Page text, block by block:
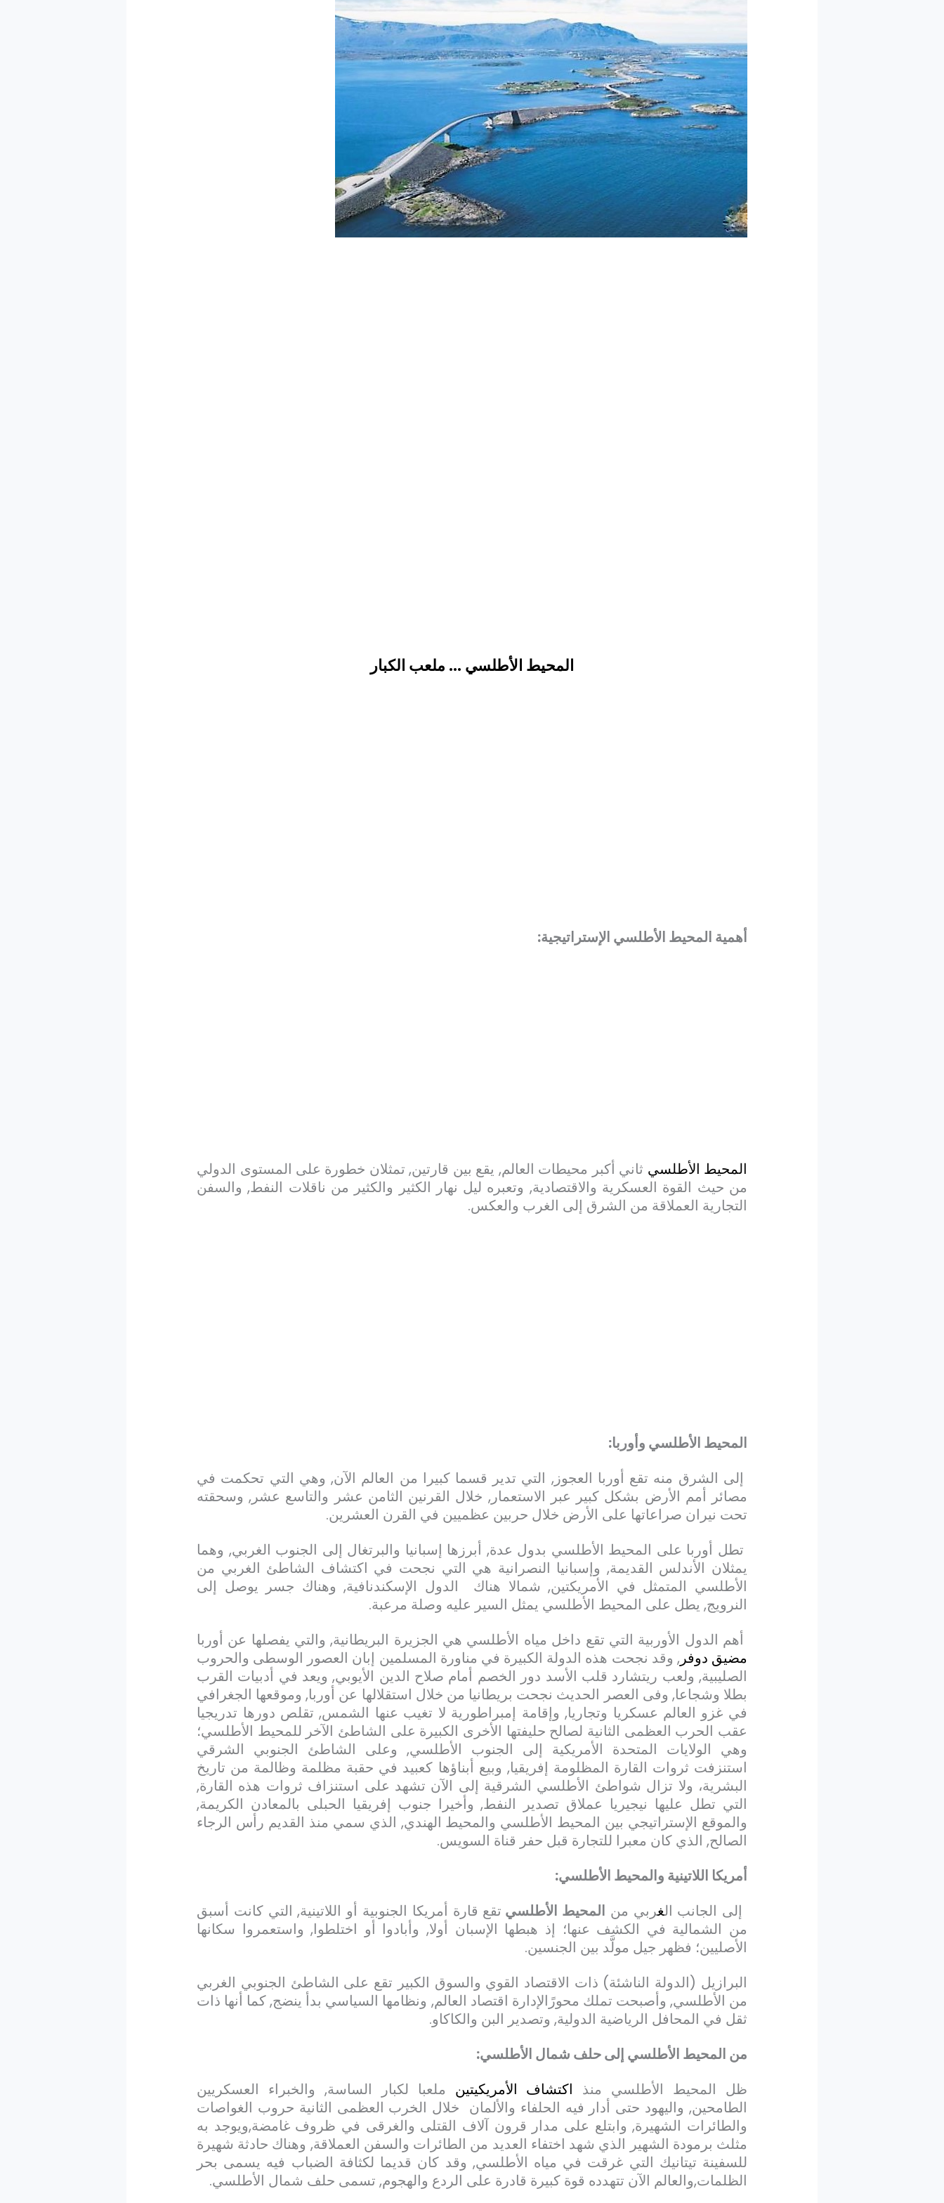
المحيط الأطلسي … ملعب الكبار
أهمية المحيط الأطلسي الإستراتيجية:
المحيط الأطلسي ثاني أكبر محيطات العالم, يقع بين قارتين, تمثلان خطورة على المستوى الدولي
من حيث القوة العسكرية والاقتصادية, وتعبره ليل نهار الكثير والكثير من ناقلات النفط, والسفن
التجارية العملاقة من الشرق إلى الغرب والعكس.
المحيط الأطلسي وأوربا:
إلى الشرق منه تقع أوربا العجوز, التي تدير قسما كبيرا من العالم الآن, وهي التي تحكمت في
مصائر أمم الأرض بشكل كبير عبر الاستعمار, خلال القرنين الثامن عشر والتاسع عشر, وسحقته
تحت نيران صراعاتها على الأرض خلال حربين عظميين في القرن العشرين.
تطل أوربا على المحيط الأطلسي بدول عدة, أبرزها إسبانيا والبرتغال إلى الجنوب الغربي, وهما
يمثلان الأندلس القديمة, وإسبانيا النصرانية هي التي نجحت في اكتشاف الشاطئ الغربي من
الأطلسي المتمثل في الأمريكتين, شمالا هناك الدول الإسكندنافية, وهناك جسر يوصل إلى
النرويج, يطل على المحيط الأطلسي يمثل السير عليه وصلة مرعبة.
أهم الدول الأوربية التي تقع داخل مياه الأطلسي هي الجزيرة البريطانية, والتي يفصلها عن أوربا
مضيق دوفر , وقد نجحت هذه الدولة الكبيرة في مناورة المسلمين إبان العصور الوسطى والحروب
الصليبية, ولعب ريتشارد قلب الأسد دور الخصم أمام صلاح الدين الأيوبي, ويعد في أدبيات القرب
بطلا وشجاعا, وفى العصر الحديث نجحت بريطانيا من خلال استقلالها عن أوربا, وموقعها الجغرافي
في غزو العالم عسكريا وتجاريا, وإقامة إمبراطورية لا تغيب عنها الشمس, تقلص دورها تدريجيا
عقب الحرب العظمى الثانية لصالح حليفتها الأخرى الكبيرة على الشاطئ الآخر للمحيط الأطلسي؛
وهي الولايات المتحدة الأمريكية إلى الجنوب الأطلسي, وعلى الشاطئ الجنوبي الشرقي
استنزفت ثروات القارة المظلومة إفريقيا, وبيع أبناؤها كعبيد في حقبة مظلمة وظالمة من تاريخ
البشرية، ولا تزال شواطئ الأطلسي الشرقية إلى الآن تشهد على استنزاف ثروات هذه القارة,
التي تطل عليها نيجيريا عملاق تصدير النفط, وأخيرا جنوب إفريقيا الحبلى بالمعادن الكريمة,
والموقع الإستراتيجي بين المحيط الأطلسي والمحيط الهندي, الذي سمي منذ القديم رأس الرجاء
الصالح, الذي كان معبرا للتجارة قبل حفر قناة السويس.
أمريكا اللاتينية والمحيط الأطلسي:
إلى الجانب الغربي من المحيط الأطلسي تقع قارة أمريكا الجنوبية أو اللاتينية, التي كانت أسبق
من الشمالية في الكشف عنها؛ إذ هبطها الإسبان أولا, وأبادوا أو اختلطوا, واستعمروا سكانها
الأصليين؛ فظهر جيل مولَّد بين الجنسين.
البرازيل (الدولة الناشئة) ذات الاقتصاد القوي والسوق الكبير تقع على الشاطئ الجنوبي الغربي
من الأطلسي, وأصبحت تملك محورًالإدارة اقتصاد العالم, ونظامها السياسي بدأ ينضج, كما أنها ذات
ثقل في المحافل الرياضية الدولية, وتصدير البن والكاكاو.
من المحيط الأطلسي إلى حلف شمال الأطلسي:
ظل المحيط الأطلسي منذ اكتشاف الأمريكيتين ملعبا لكبار الساسة, والخبراء العسكريين
الطامحين, واليهود حتى أدار فيه الحلفاء والألمان خلال الخرب العظمى الثانية حروب الغواصات
والطائرات الشهيرة, وابتلع على مدار قرون آلاف القتلى والغرقى في ظروف غامضة,ويوجد به
مثلث برمودة الشهير الذي شهد اختفاء العديد من الطائرات والسفن العملاقة, وهناك حادثة شهيرة
للسفينة تيتانيك التي غرقت في مياه الأطلسي, وقد كان قديما لكثافة الضباب فيه يسمى بحر
الظلمات,والعالم الآن تتهدده قوة كبيرة قادرة على الردع والهجوم, تسمى حلف شمال الأطلسي.